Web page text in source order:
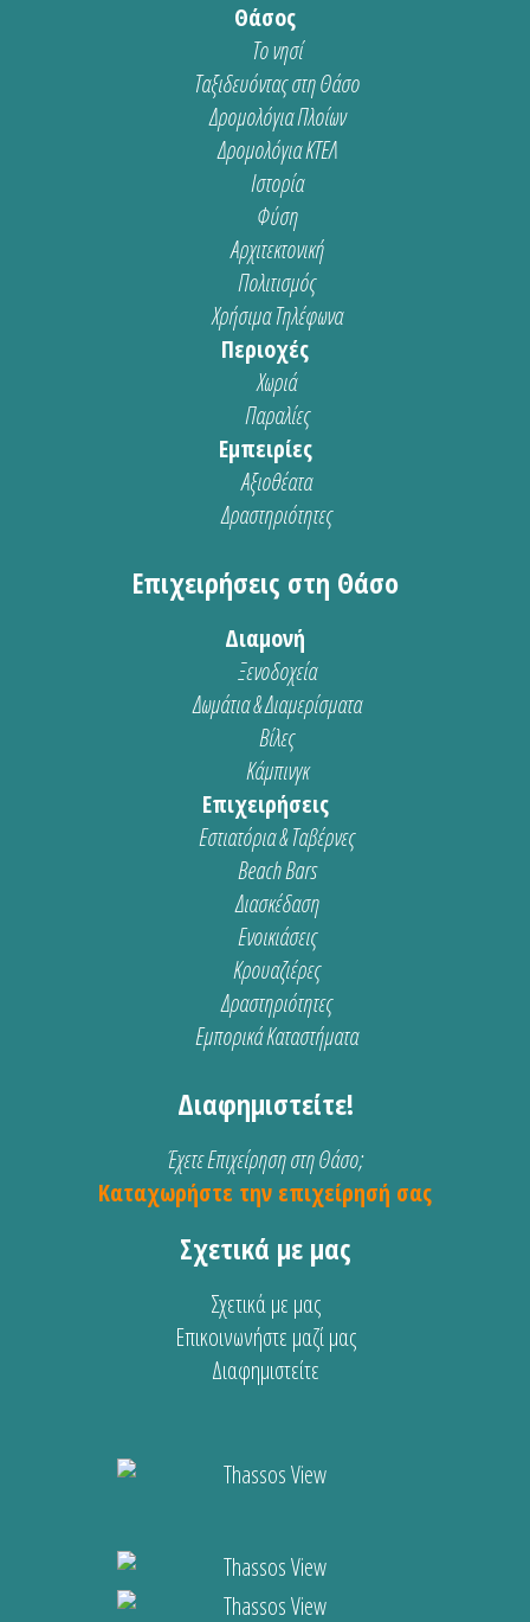
Θάσος
Το νησί
Ταξιδευόντας στη Θάσο
Δρομολόγια Πλοίων
Δρομολόγια ΚΤΕΛ
Ιστορία
Φύση
Αρχιτεκτονική
Πολιτισμός
Χρήσιμα Τηλέφωνα
Περιοχές
Χωριά
Παραλίες
Εμπειρίες
Αξιοθέατα
Δραστηριότητες
Επιχειρήσεις στη Θάσο
Διαμονή
Ξενοδοχεία
Δωμάτια & Διαμερίσματα
Βίλες
Κάμπινγκ
Επιχειρήσεις
Εστιατόρια & Ταβέρνες
Beach Bars
Διασκέδαση
Ενοικιάσεις
Κρουαζιέρες
Δραστηριότητες
Εμπορικά Καταστήματα
Διαφημιστείτε!
Έχετε Επιχείρηση στη Θάσο;
Καταχωρήστε την επιχείρησή σας
Σχετικά με μας
Σχετικά με μας
Επικοινωνήστε μαζί μας
Διαφημιστείτε